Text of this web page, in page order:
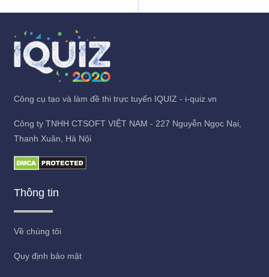
Công cụ tạo và làm đề thi trực tuyến IQUIZ - i-quiz.vn
Công ty TNHH CTSOFT VIỆT NAM - 227 Nguyễn Ngọc Nại,
Thanh Xuân, Hà Nội
Thông tin
Về chúng tôi
Quy định bảo mật